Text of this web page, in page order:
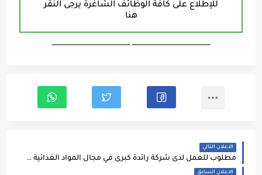
للإطلاع على كافة الوظائف الشاغرة يرجى النقر
هنا
ـــــــــــــــــــــــــــــــــــــــــــــــــــــــــــــــــــ ـــــــــــــــــــــــــــــــــــــــــــــــــــــــــــــــــــ
الاعلان التالي
مطلوب للعمل لدى شركة رائدة كبرى في مجال المواد الغذائية في عمان
الاعلان السابق